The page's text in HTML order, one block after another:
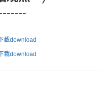
載download
載download